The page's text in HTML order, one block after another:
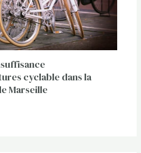
cyclable dans la
Marseille